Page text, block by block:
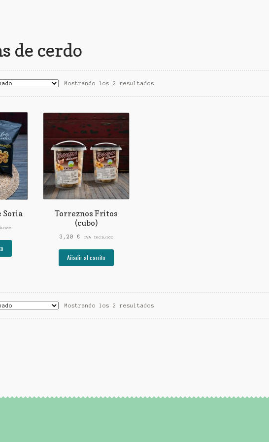
de cerdo
Mostrando los 2 resultados
Soria
Torreznos Fritos
(cubo)
3,20 € IVA Incluido
Añadir al carrito
Mostrando los 2 resultados